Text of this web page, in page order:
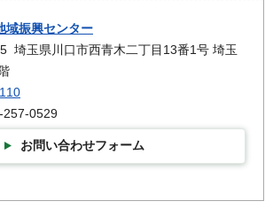
域振興センター
埼玉県川口市西青木二丁目13番1号 埼玉
257-0529
お問い合わせフォーム